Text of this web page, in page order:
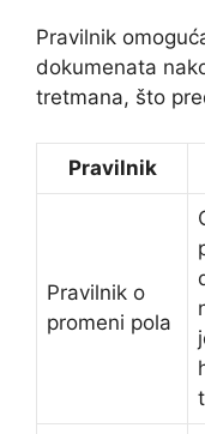
Pravilnik
dokumenata
tretmana, što
Pravilnik
Pravilnik o
promeni pola